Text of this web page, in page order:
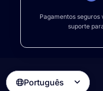
Pagamentos
suporte
Português 